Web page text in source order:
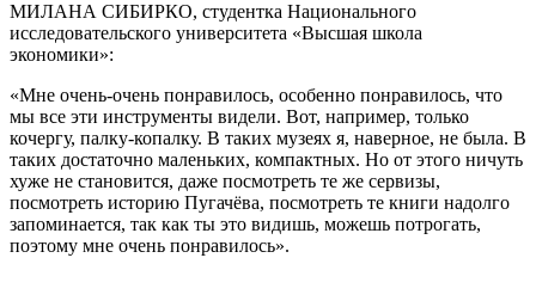
МИЛАНА СИБИРКО, студентка Национального
исследовательского университета «Высшая школа
экономики»:
«Мне очень-очень понравилось, особенно понравилось, что
мы все эти инструменты видели. Вот, например, только
кочергу, палку-копалку. В таких музеях я, наверное, не была. В
таких достаточно маленьких, компактных. Но от этого ничуть
хуже не становится, даже посмотреть те же сервизы,
посмотреть историю Пугачёва, посмотреть те книги надолго
запоминается, так как ты это видишь, можешь потрогать,
поэтому мне очень понравилось».